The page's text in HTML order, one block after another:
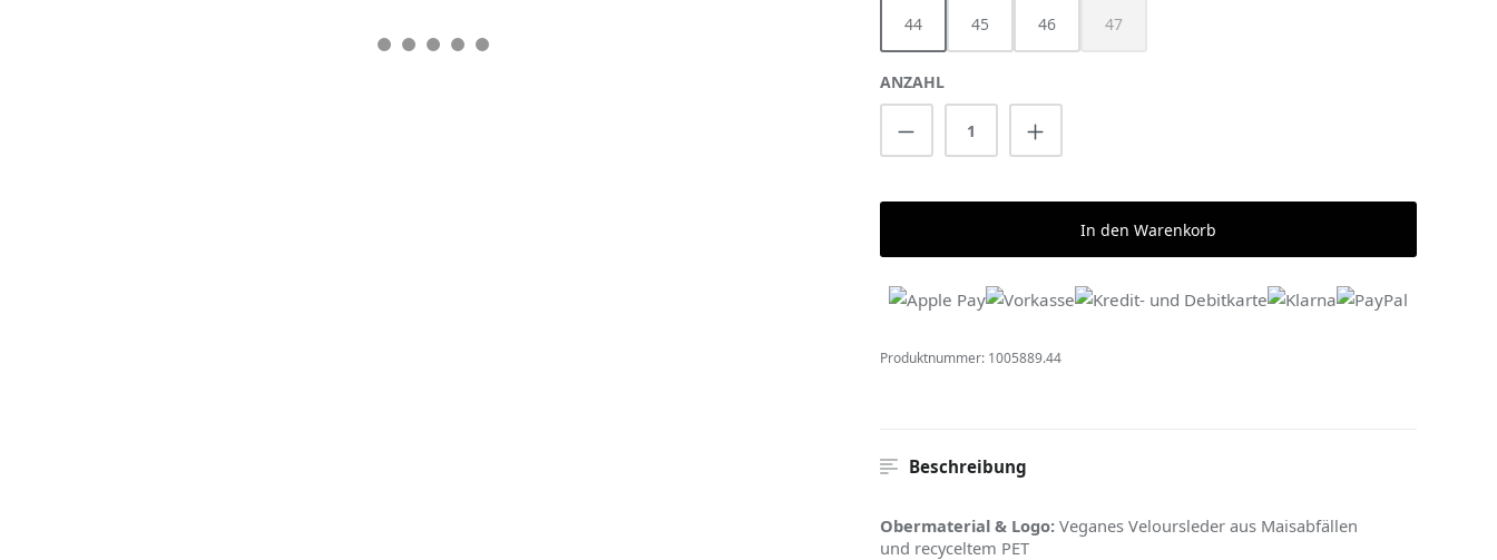
44 45 46 47
(Diese Option ist zurzeit nicht verfügbar.)
ANZAHL
Produkt Anzahl: Gib den gewünschten Wert
In den Warenkorb
Produktnummer: 1005889.44
Beschreibung
Obermaterial & Logo:Veganes Veloursleder aus Maisabfällen
und recyceltem PET